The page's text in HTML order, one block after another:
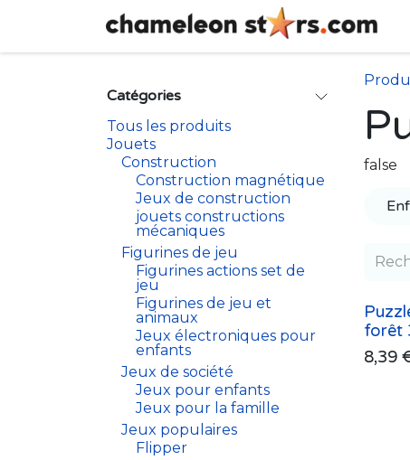
Se rendre au contenu
Catégories
Tous les produits
Jouets
Construction
Construction magnétique
Jeux de construction
jouets constructions
mécaniques
Figurines de jeu
Figurines actions set de
jeu
Figurines de jeu et
animaux
Jeux électroniques pour
enfants
Jeux de société
Jeux pour enfants
Jeux pour la famille
Jeux populaires
Flipper
false
forêt
8,39